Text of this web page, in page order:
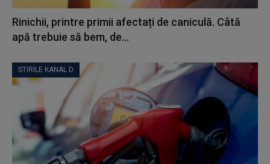
Rinichii, printre primii afectați de caniculă. Câtă
apă trebuie să bem, de...
STIRILE KANAL D